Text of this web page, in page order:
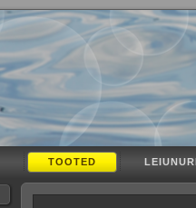
TOOTED